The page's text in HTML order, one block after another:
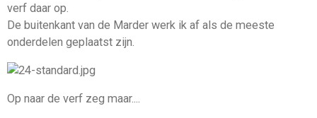
verf daar op.
De buitenkant van de Marder werk ik af als de meeste
onderdelen geplaatst zijn.
Op naar de verf zeg maar....